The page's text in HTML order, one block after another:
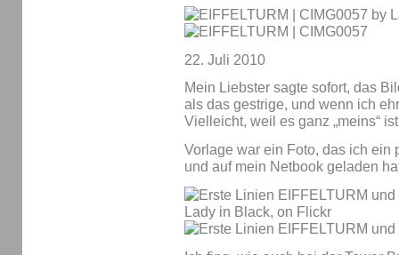
22. Juli 2010
Mein Liebster sagte sofort, das
als das gestrige, und wenn ich
Vielleicht, weil es ganz „meins“
Vorlage war ein Foto, das ich ein
und auf mein Netbook geladen